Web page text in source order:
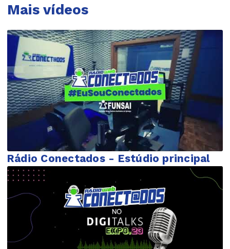
Mais vídeos
Rádio Conectados - Estúdio principal